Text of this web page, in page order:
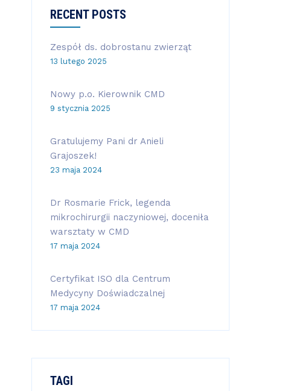
RECENT POSTS
Zespół ds. dobrostanu zwierząt
13 lutego 2025
Nowy p.o. Kierownik CMD
9 stycznia 2025
Gratulujemy Pani dr Anieli
Grajoszek!
23 maja 2024
Dr Rosmarie Frick, legenda
mikrochirurgii naczyniowej, doceniła
warsztaty w CMD
17 maja 2024
Certyfikat ISO dla Centrum
Medycyny Doświadczalnej
17 maja 2024
TAGI